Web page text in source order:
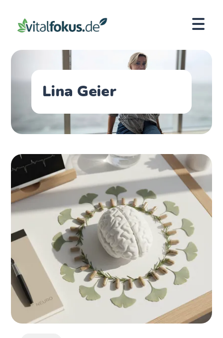
Lina Geier